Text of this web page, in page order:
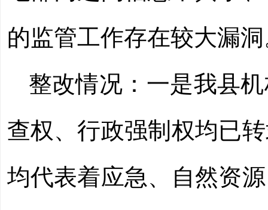
的监管工作存在较大漏
整改情况：一是我县
查权、行政强制权均已
均代表着应急、自然资